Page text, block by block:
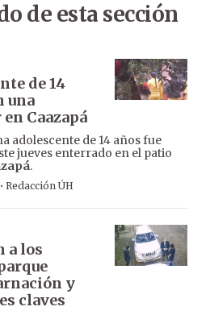
de esta sección
de 14
una
Caazapá
adolescente de 14 años fue
jueves enterrado en el patio
.
· Redacción ÚH
a los
y
claves